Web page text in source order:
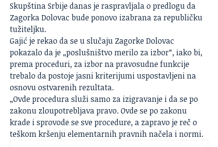
Skupština Srbije danas je raspravljala o predlogu da
Zagorka Dolovac bude ponovo izabrana za republičku
tužiteljku.
Gajić je rekao da se u slučaju Zagorke Dolovac
pokazalo da je „poslušništvo merilo za izbor“, iako bi,
prema proceduri, za izbor na pravosudne funkcije
trebalo da postoje jasni kriterijumi uspostavljeni na
osnovu ostvarenih rezultata.
„Ovde procedura služi samo za izigravanje i da se po
zakonu zloupotrebljava pravo. Ovde se po zakonu
krade i sprovode se sve procedure, a zapravo je reč o
teškom kršenju elementarnih pravnih načela i normi.